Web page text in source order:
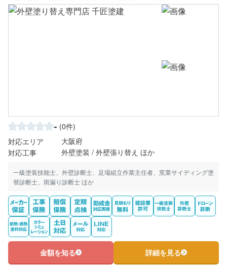
- (0件)
対応エリア
大阪府
対応工事
外壁塗装 / 外壁張り替え ほか
一級塗装技能士、外壁診断士、足場組立作業主任者、窯業サイディング塗
替診断士、雨漏り診断士 ほか
金額を知る 詳細を見る